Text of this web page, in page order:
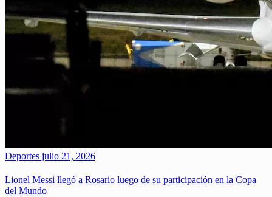
Deportes julio 21, 2026
Lionel Messi llegó a Rosario luego de su participación en la Copa
del Mundo